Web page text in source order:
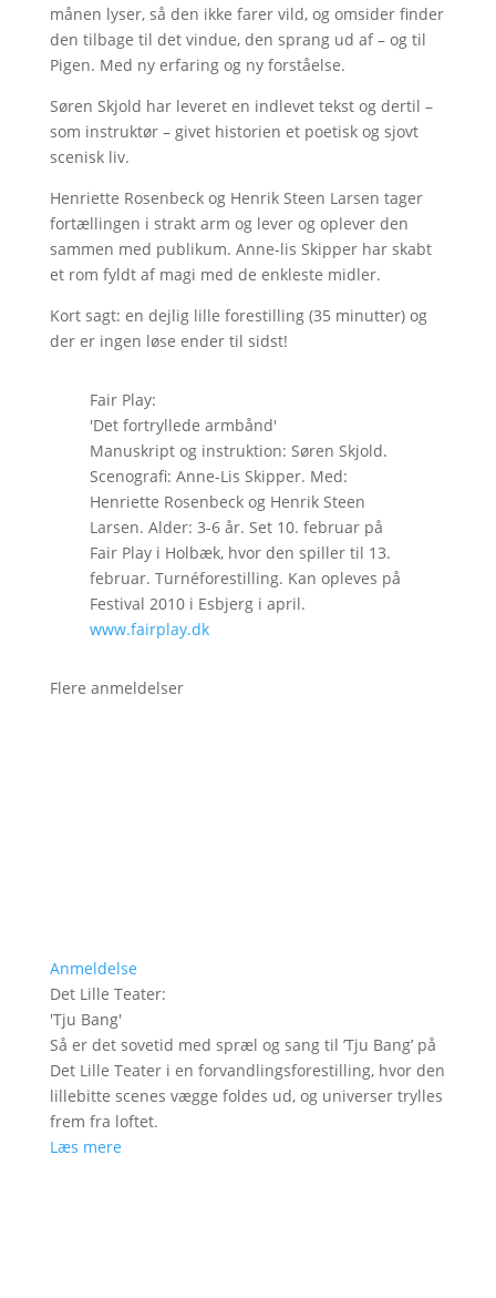
månen lyser, så den ikke farer vild, og omsider finder
den tilbage til det vindue, den sprang ud af – og til
Pigen. Med ny erfaring og ny forståelse.
Søren Skjold har leveret en indlevet tekst og dertil –
som instruktør – givet historien et poetisk og sjovt
scenisk liv.
Henriette Rosenbeck og Henrik Steen Larsen tager
fortællingen i strakt arm og lever og oplever den
sammen med publikum. Anne-lis Skipper har skabt
et rom fyldt af magi med de enkleste midler.
Kort sagt: en dejlig lille forestilling (35 minutter) og
der er ingen løse ender til sidst!
Fair Play:
'Det fortryllede armbånd'
Manuskript og instruktion: Søren Skjold.
Scenografi: Anne-Lis Skipper. Med:
Henriette Rosenbeck og Henrik Steen
Larsen. Alder: 3-6 år. Set 10. februar på
Fair Play i Holbæk, hvor den spiller til 13.
februar. Turnéforestilling. Kan opleves på
Festival 2010 i Esbjerg i april.
www.fairplay.dk
Flere anmeldelser
Anmeldelse
Det Lille Teater:
'Tju Bang'
Så er det sovetid med spræl og sang til ’Tju Bang’ på
Det Lille Teater i en forvandlingsforestilling, hvor den
lillebitte scenes vægge foldes ud, og universer trylles
frem fra loftet.
Læs mere